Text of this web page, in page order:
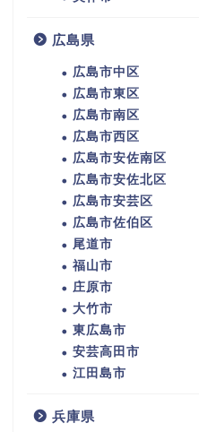
広島県
広島市中区
広島市東区
広島市南区
広島市西区
広島市安佐南区
広島市安佐北区
広島市安芸区
広島市佐伯区
尾道市
福山市
庄原市
大竹市
東広島市
安芸高田市
江田島市
兵庫県